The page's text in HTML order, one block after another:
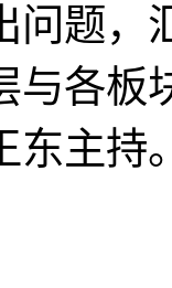
问题，
与各板
东主持